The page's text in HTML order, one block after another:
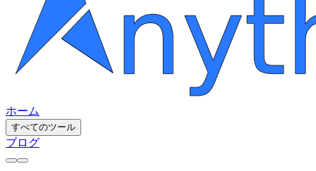
ホーム
すべてのツール
ブログ